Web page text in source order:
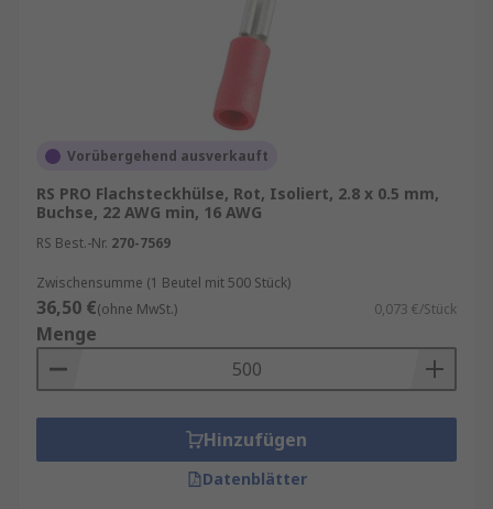
Vorübergehend ausverkauft
RS PRO Flachsteckhülse, Rot, Isoliert, 2.8 x 0.5 mm,
Buchse, 22 AWG min, 16 AWG
RS Best.-Nr. 270-7569
Zwischensumme (1 Beutel mit 500 Stück)
36,50 €(ohne MwSt.) 0,073 €/Stück
Menge
Hinzufügen
Datenblätter